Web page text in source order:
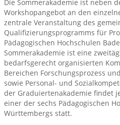
Die Sommerakademie ist neben
Workshopangebot an den
zentrale Veranstaltung des
Qualifizierungsprogramms für
Pädagogischen Hochschulen
Sommerakademie ist eine
bedarfsgerecht organisierten
Bereichen Forschungsprozess
sowie Personal- und
der Graduiertenakademie findet
einer der sechs Pädagogischen
Württembergs statt.